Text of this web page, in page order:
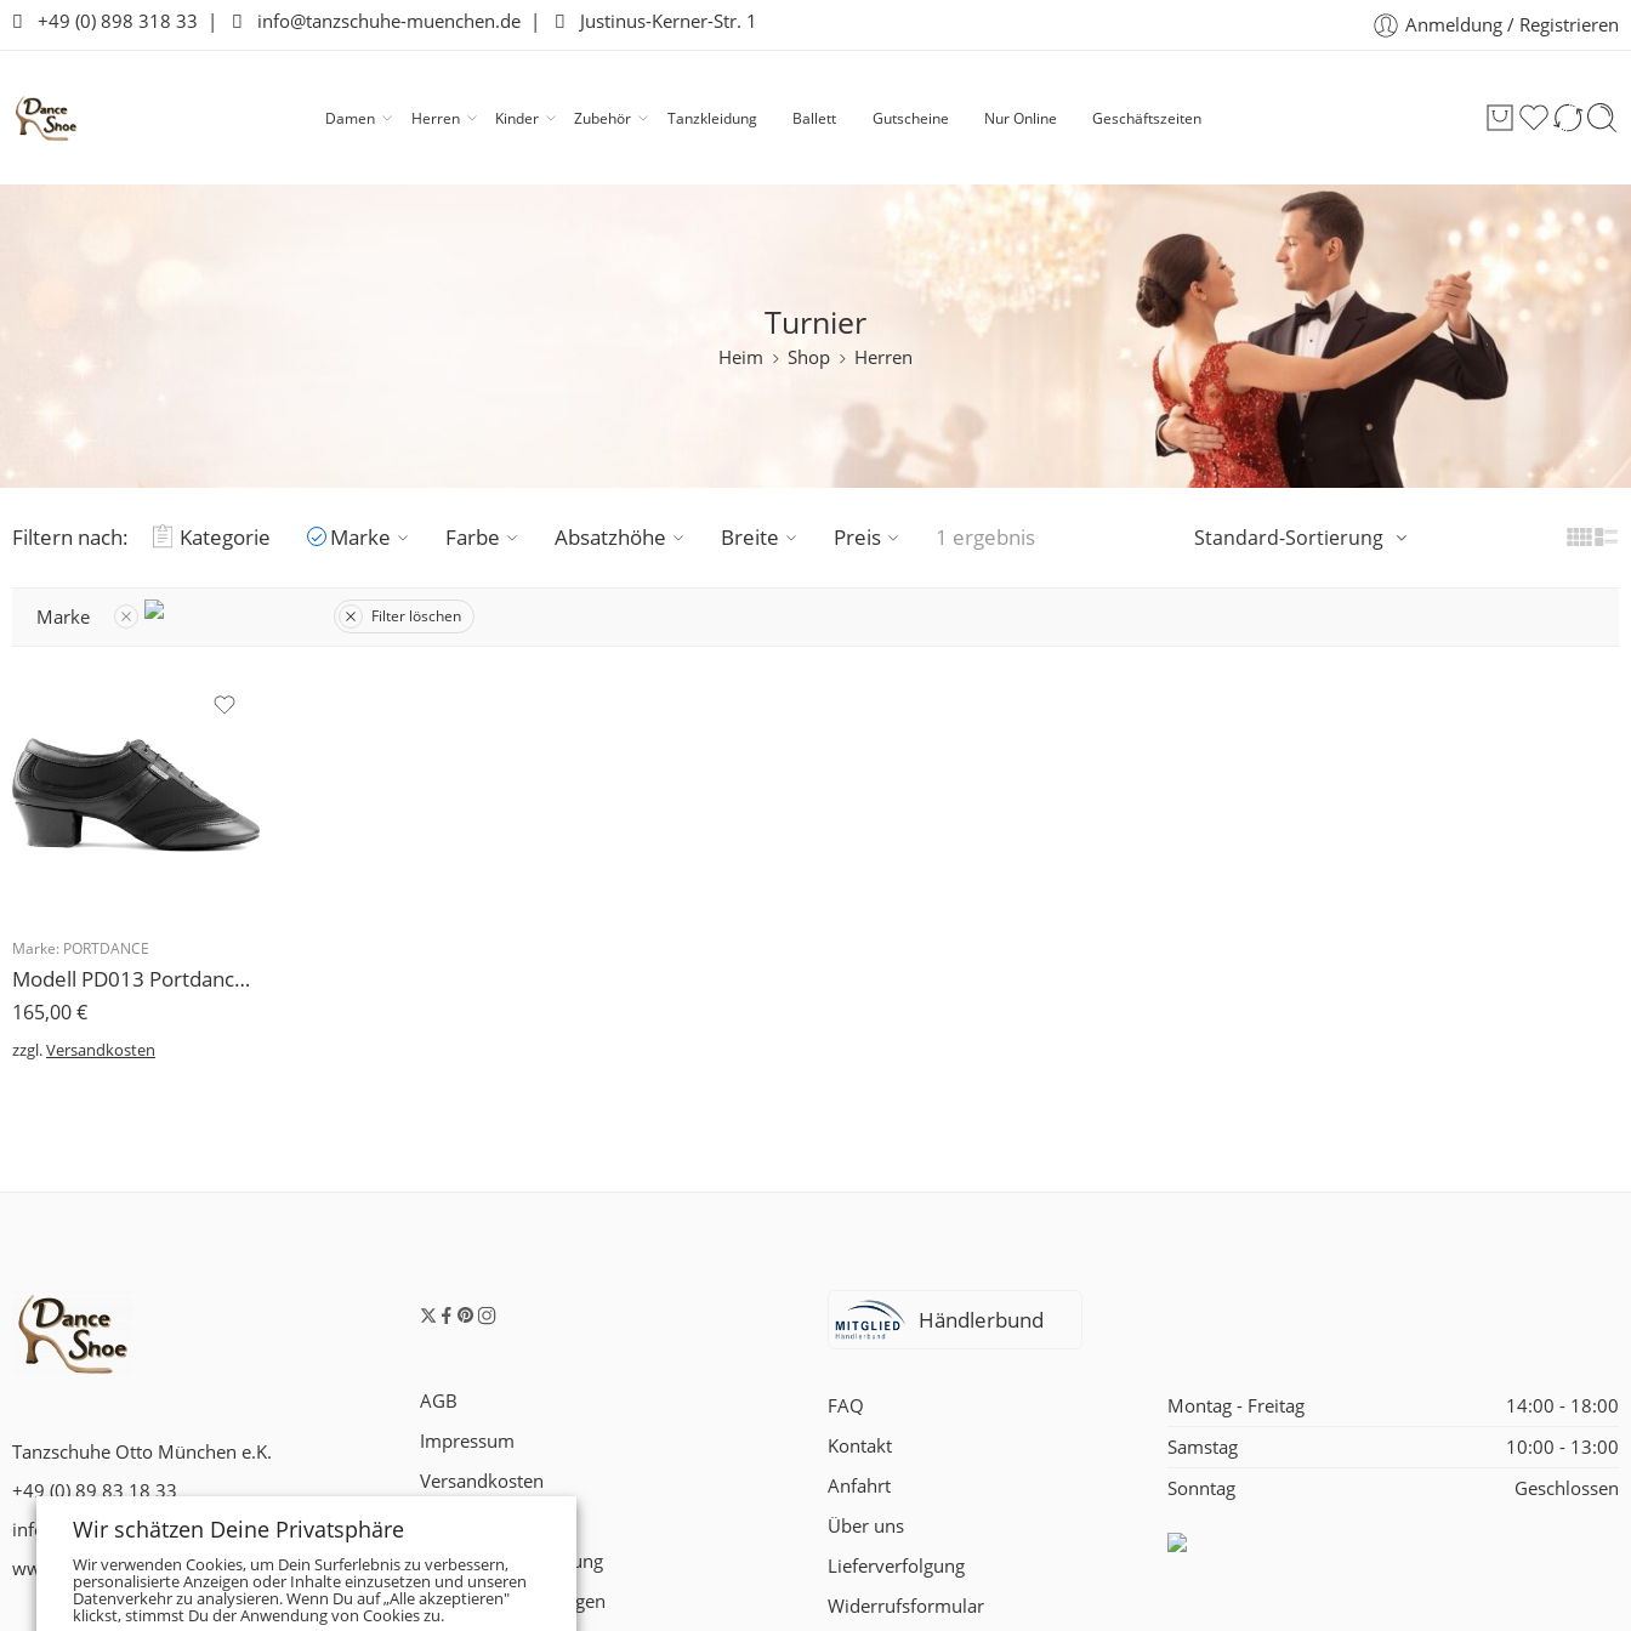
+49 (0) 898 318 33 | info@tanzschuhe-muenchen.de | Justinus-Kerner-Str. 1 Anmeldung / Registrieren
Damen Herren Kinder Zubehör Tanzkleidung Ballett Gutscheine Nur Online Geschäftszeiten
Turnier
Heim Shop Herren
Filtern nach: Kategorie Marke Farbe Absatzhöhe Breite Preis 1 ergebnis Standard-Sortierung
Marke Filter löschen
Marke: PORTDANCE
Modell PD013 Portdance Herren Tanzschuh Latein
165,00€
zzgl.Versandkosten
Tanzschuhe Otto München e.K.
+49 (0) 89 83 18 33
info@tanzschuhe-muenchen.de
www.tanzschuhe-muenchen.de
AGB
Impressum
Versandkosten
Datenschutzerklärung
Zahlungsbedingungen
Händlerbund
FAQ
Kontakt
Anfahrt
Über uns
Lieferverfolgung
Widerrufsformular
Montag - Freitag
14:00 - 18:00
Samstag
10:00 - 13:00
Sonntag
Geschlossen
Wir schätzen Deine Privatsphäre
Wir verwenden Cookies, um Dein Surferlebnis zu verbessern,
personalisierte Anzeigen oder Inhalte einzusetzen und unseren
Datenverkehr zu analysieren. Wenn Du auf „Alle akzeptieren"
klickst, stimmst Du der Anwendung von Cookies zu.